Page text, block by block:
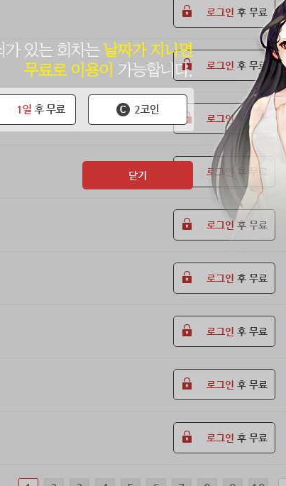
닫기
로그인 후 무료
로그인 후 무료
로그인후 무료
로그인 후 무료
로그인후 무료
로그인 후 무료
로그인 후 무료
로그인 후 무료
로그인 후 무료